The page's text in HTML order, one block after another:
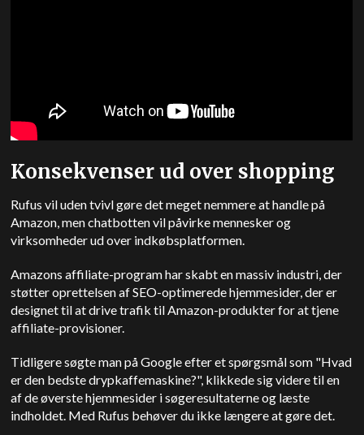
Konsekvenser ud over shopping
Rufus vil uden tvivl gøre det meget nemmere at handle på
Amazon, men chatbotten vil påvirke mennesker og
virksomheder ud over indkøbsplatformen.
Amazons affiliate-program har skabt en massiv industri, der
støtter oprettelsen af SEO-optimerede hjemmesider, der er
designet til at drive trafik til Amazon-produkter for at tjene
affiliate-provisioner.
Tidligere søgte man på Google efter et spørgsmål som "Hvad
er den bedste drypkaffemaskine?", klikkede sig videre til en
af de øverste hjemmesider i søgeresultaterne og læste
indholdet. Med Rufus behøver du ikke længere at gøre det.